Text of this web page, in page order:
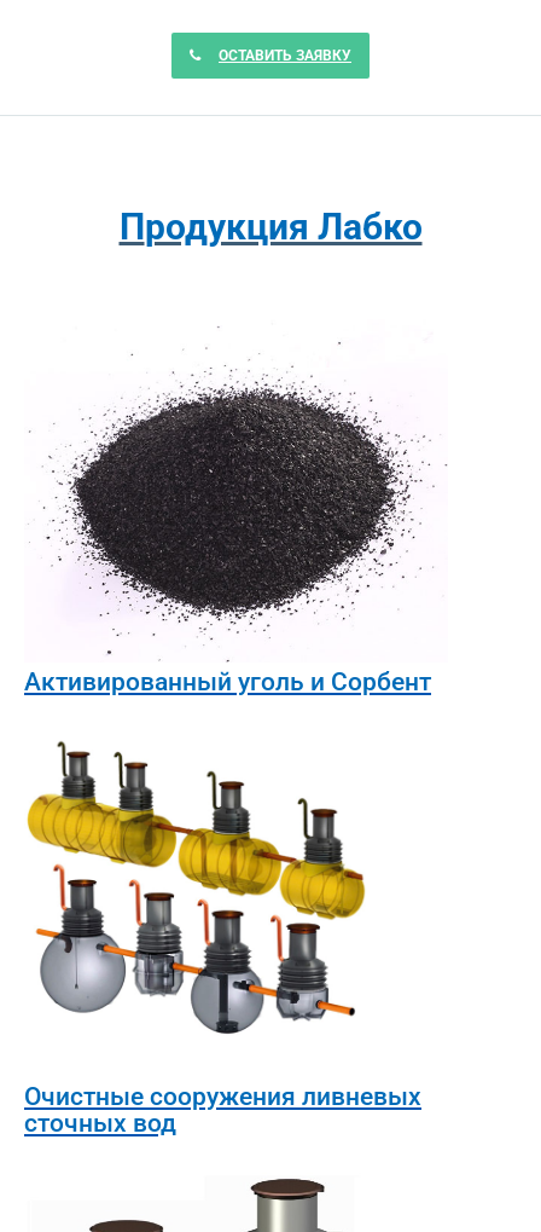
ОСТАВИТЬ ЗАЯВКУ
Продукция Лабко
Активированный уголь и Сорбент
Очистные сооружения ливневых
сточных вод